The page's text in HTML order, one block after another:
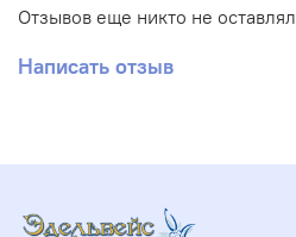
Отзывов еще никто не оставлял
Написать отзыв